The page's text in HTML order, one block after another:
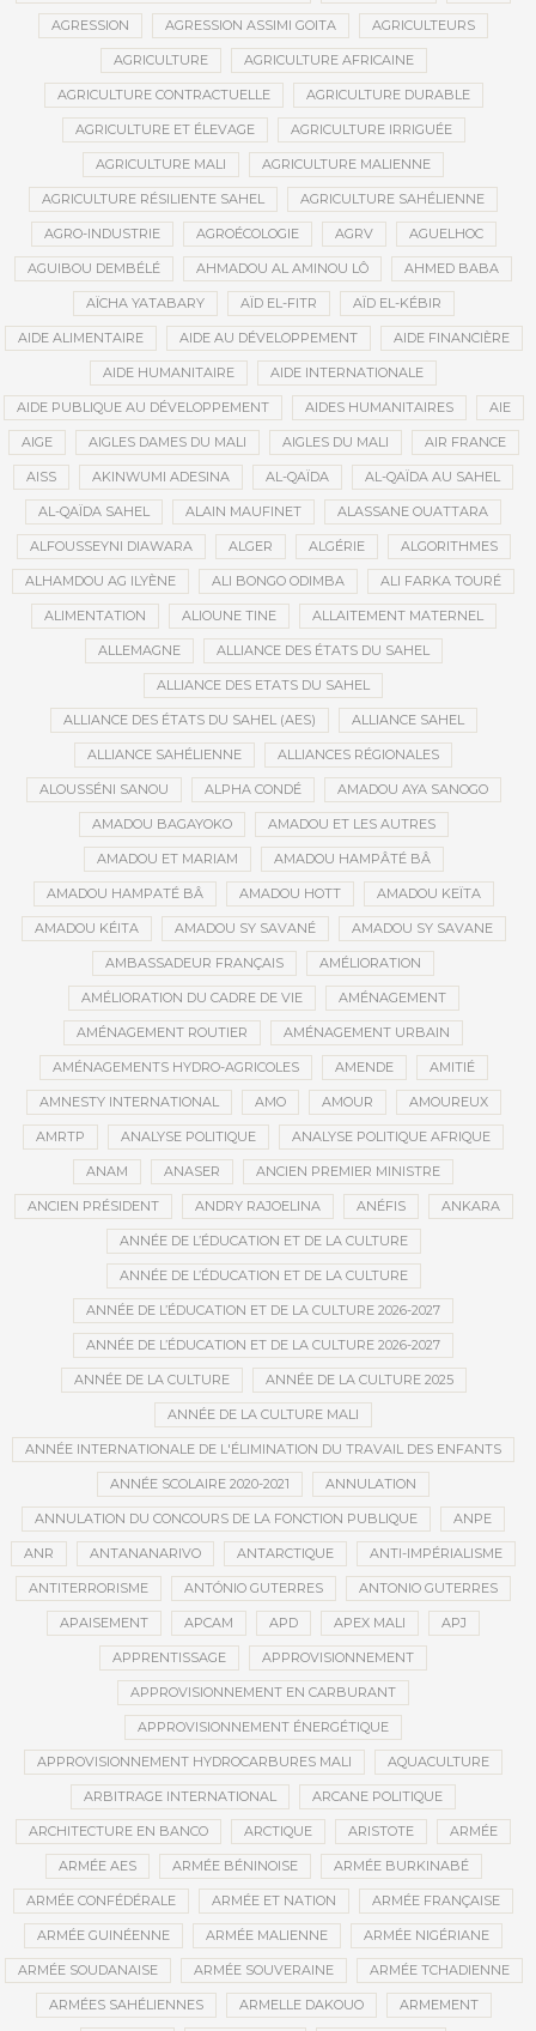
AGRESSION AGRESSION ASSIMI GOITA AGRICULTEURS
AGRICULTURE AGRICULTURE AFRICAINE
AGRICULTURE CONTRACTUELLE AGRICULTURE DURABLE
AGRICULTURE ET ÉLEVAGE AGRICULTURE IRRIGUÉE
AGRICULTURE MALI AGRICULTURE MALIENNE
AGRICULTURE RÉSILIENTE SAHEL AGRICULTURE SAHÉLIENNE
AGRO-INDUSTRIE AGROÉCOLOGIE AGRV AGUELHOC
AGUIBOU DEMBÉLÉ AHMADOU AL AMINOU LÔ AHMED BABA
AÏCHA YATABARY AÏD EL-FITR AÏD EL-KÉBIR
AIDE ALIMENTAIRE AIDE AU DÉVELOPPEMENT AIDE FINANCIÈRE
AIDE HUMANITAIRE AIDE INTERNATIONALE
AIDE PUBLIQUE AU DÉVELOPPEMENT AIDES HUMANITAIRES AIE
AIGE AIGLES DAMES DU MALI AIGLES DU MALI AIR FRANCE
AISS AKINWUMI ADESINA AL-QAÏDA AL-QAÏDA AU SAHEL
AL-QAÏDA SAHEL ALAIN MAUFINET ALASSANE OUATTARA
ALFOUSSEYNI DIAWARA ALGER ALGÉRIE ALGORITHMES
ALHAMDOU AG ILYÈNE ALI BONGO ODIMBA ALI FARKA TOURÉ
ALIMENTATION ALIOUNE TINE ALLAITEMENT MATERNEL
ALLEMAGNE ALLIANCE DES ÉTATS DU SAHEL
ALLIANCE DES ETATS DU SAHEL
ALLIANCE DES ÉTATS DU SAHEL (AES) ALLIANCE SAHEL
ALLIANCE SAHÉLIENNE ALLIANCES RÉGIONALES
ALOUSSÉNI SANOU ALPHA CONDÉ AMADOU AYA SANOGO
AMADOU BAGAYOKO AMADOU ET LES AUTRES
AMADOU ET MARIAM AMADOU HAMPÂTÉ BÂ
AMADOU HAMPATÉ BÂ AMADOU HOTT AMADOU KEÏTA
AMADOU KÉITA AMADOU SY SAVANÉ AMADOU SY SAVANE
AMBASSADEUR FRANÇAIS AMÉLIORATION
AMÉLIORATION DU CADRE DE VIE AMÉNAGEMENT
AMÉNAGEMENT ROUTIER AMÉNAGEMENT URBAIN
AMÉNAGEMENTS HYDRO-AGRICOLES AMENDE AMITIÉ
AMNESTY INTERNATIONAL AMO AMOUR AMOUREUX
AMRTP ANALYSE POLITIQUE ANALYSE POLITIQUE AFRIQUE
ANAM ANASER ANCIEN PREMIER MINISTRE
ANCIEN PRÉSIDENT ANDRY RAJOELINA ANÉFIS ANKARA
ANNÉE DE L’ÉDUCATION ET DE LA CULTURE
ANNÉE DE L’ÉDUCATION ET DE LA CULTURE
ANNÉE DE L’ÉDUCATION ET DE LA CULTURE 2026-2027
ANNÉE DE L’ÉDUCATION ET DE LA CULTURE 2026-2027
ANNÉE DE LA CULTURE ANNÉE DE LA CULTURE 2025
ANNÉE DE LA CULTURE MALI
ANNÉE INTERNATIONALE DE L'ÉLIMINATION DU TRAVAIL DES ENFANTS
ANNÉE SCOLAIRE 2020-2021 ANNULATION
ANNULATION DU CONCOURS DE LA FONCTION PUBLIQUE ANPE
ANR ANTANANARIVO ANTARCTIQUE ANTI-IMPÉRIALISME
ANTITERRORISME ANTÓNIO GUTERRES ANTONIO GUTERRES
APAISEMENT APCAM APD APEX MALI APJ
APPRENTISSAGE APPROVISIONNEMENT
APPROVISIONNEMENT EN CARBURANT
APPROVISIONNEMENT ÉNERGÉTIQUE
APPROVISIONNEMENT HYDROCARBURES MALI AQUACULTURE
ARBITRAGE INTERNATIONAL ARCANE POLITIQUE
ARCHITECTURE EN BANCO ARCTIQUE ARISTOTE ARMÉE
ARMÉE AES ARMÉE BÉNINOISE ARMÉE BURKINABÉ
ARMÉE CONFÉDÉRALE ARMÉE ET NATION ARMÉE FRANÇAISE
ARMÉE GUINÉENNE ARMÉE MALIENNE ARMÉE NIGÉRIANE
ARMÉE SOUDANAISE ARMÉE SOUVERAINE ARMÉE TCHADIENNE
ARMÉES SAHÉLIENNES ARMELLE DAKOUO ARMEMENT